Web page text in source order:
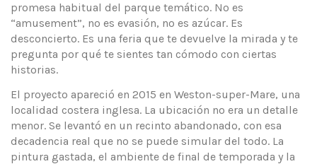
promesa habitual del parque temático. No es
“amusement”, no es evasión, no es azúcar. Es
desconcierto. Es una feria que te devuelve la mirada y te
pregunta por qué te sientes tan cómodo con ciertas
historias.
El proyecto apareció en 2015 en Weston-super-Mare, una
localidad costera inglesa. La ubicación no era un detalle
menor. Se levantó en un recinto abandonado, con esa
decadencia real que no se puede simular del todo. La
pintura gastada, el ambiente de final de temporada y la